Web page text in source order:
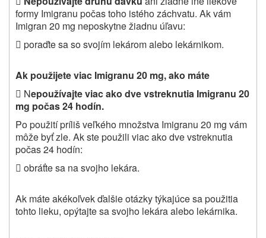
formy Imigranu počas toho istého záchvatu. Ak vám
Imigran 20 mg neposkytne žiadnu úľavu:
 poraďte sa so svojím lekárom alebo lekárnikom.
Ak použijete viac Imigranu 20 mg, ako máte
 Nepoužívajte viac ako dve vstreknutia Imigranu 20
mg počas 24 hodín.
Po použití príliš veľkého množstva Imigranu 20 mg vám
môže byť zle. Ak ste použili viac ako dve vstreknutia
počas 24 hodín:
 obráťte sa na svojho lekára.
Ak máte akékoľvek ďalšie otázky týkajúce sa použitia
tohto lieku, opýtajte sa svojho lekára alebo lekárnika.